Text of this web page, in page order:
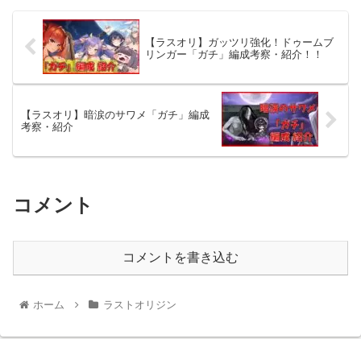
【ラスオリ】ガッツリ強化！ドゥームブ
リンガー「ガチ」編成考察・紹介！！
【ラスオリ】暗涙のサワメ「ガチ」編成
考察・紹介
コメント
コメントを書き込む
ホーム ラストオリジン